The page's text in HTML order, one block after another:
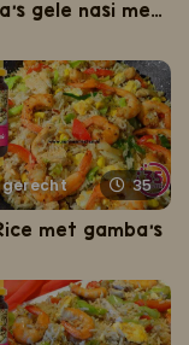
Sandhia's gele nasi met Javaanse kip
35
met gamba’s